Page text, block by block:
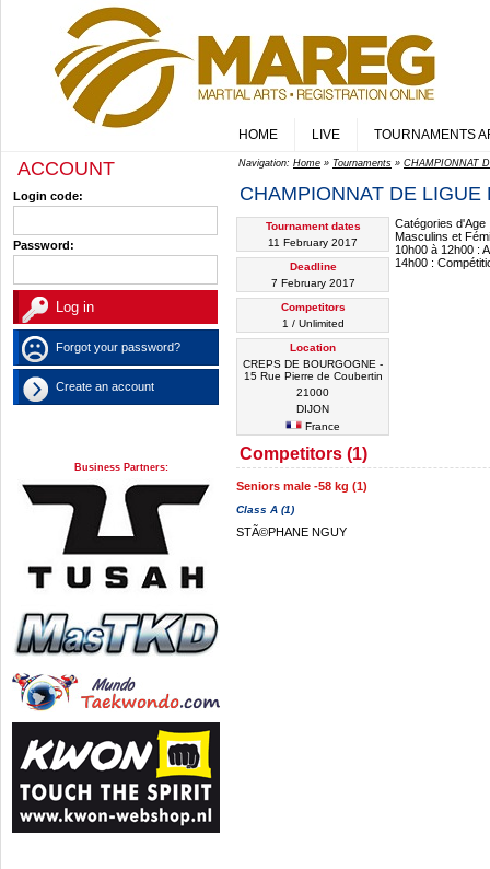
HOME LIVE TOURNAMENTS
ACCOUNT
Login code:
Password:
Forgot your password?
Create an account
Business Partners:
Navigation: Home » Tournaments » CHAMPIONNAT
CHAMPIONNAT DE LIGUE
Tournament dates
11 February 2017
Deadline
7 February 2017
Competitors
1 / Unlimited
Location
CREPS DE BOURGOGNE -
15 Rue Pierre de Coubertin
21000
DIJON
France
Catégories d'Age
Masculins et
10h00 à 12h00 :
14h00 :
Competitors (1)
Seniors male -58 kg (1)
Class A (1)
STÃ©PHANE NGUY